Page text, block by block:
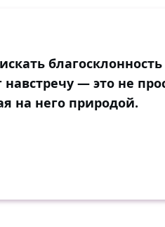
— это не
на него природой.